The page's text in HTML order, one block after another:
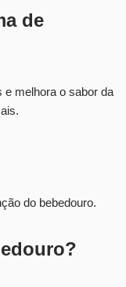
de
melhora o sabor da
do bebedouro.